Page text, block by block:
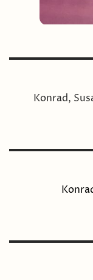
Konrad,